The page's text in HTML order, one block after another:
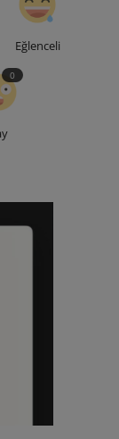
Eğlenceli
0